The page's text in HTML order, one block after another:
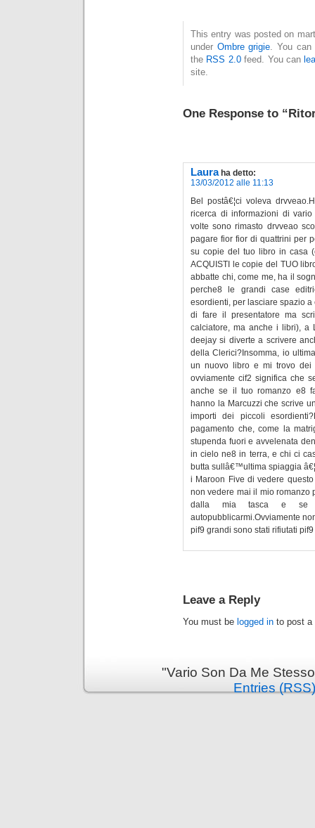
This entry was posted on
under Ombre grigie. You can
the RSS 2.0feed. You can
site.
One Response to
Laura ha detto:
13/03/2012 alle 11:13
Bel postâ€¦ci voleva
ricerca di informazioni di
volte sono rimasto drvveao
pagare fior fior di quattrini per
su copie del tuo libro in casa
ACQUISTI le copie del TUO
abbatte chi, come me, ha il
perche8 le grandi case
esordienti, per lasciare spazio
di fare il presentatore ma
calciatore, ma anche i libri), a
deejay si diverte a scrivere
della Clerici?Insomma, io
un nuovo libro e mi trovo dei
ovviamente cif2 significa che
anche se il tuo romanzo e8
hanno la Marcuzzi che scrive
importi dei piccoli
pagamento che, come la
stupenda fuori e avvelenata
in cielo ne8 in terra, e chi ci
butta sullâ€™ultima spiaggia
i Maroon Five di vedere
non vedere mai il mio romanzo
dalla mia tasca e se
autopubblicarmi.Ovviamente
pif9 grandi sono stati rifiutati
Leave a Reply
You must be logged in to post a
"Vario Son Da Me
Entries (RSS)